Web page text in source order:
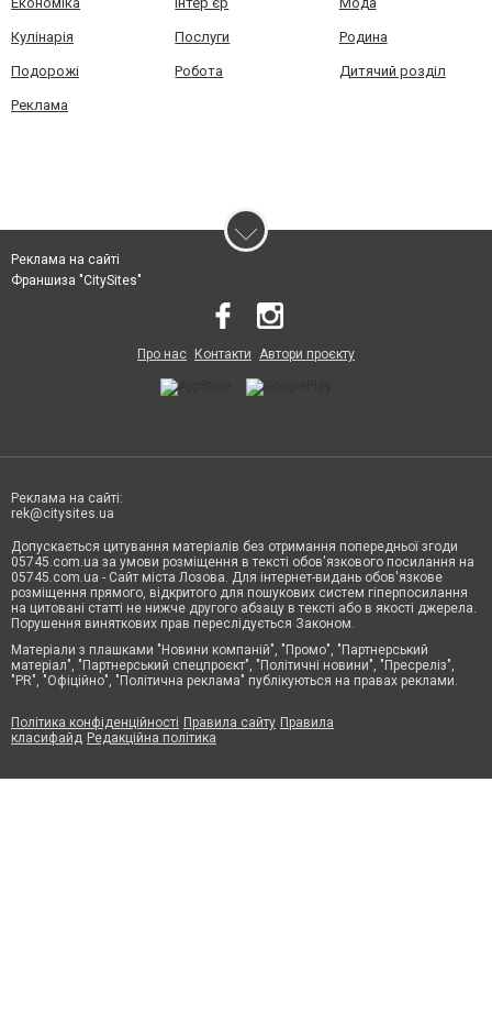
Кулінарія Послуги Родина
Подорожі Робота Дитячий розділ
Реклама
Реклама на сайті
Франшиза "CitySites"
Про нас Контакти Автори проєкту
Реклама на сайті:
rek@citysites.ua
Допускається цитування матеріалів без отримання попередньої згоди
05745.com.ua за умови розміщення в тексті обов'язкового посилання на
05745.com.ua - Сайт міста Лозова. Для інтернет-видань обов'язкове
розміщення прямого, відкритого для пошукових систем гіперпосилання
на цитовані статті не нижче другого абзацу в тексті або в якості джерела.
Порушення виняткових прав переслідується Законом.
Матеріали з плашками "Новини компаній", "Промо", "Партнерський
матеріал", "Партнерський спецпроєкт", "Політичні новини", "Пресреліз",
"PR", "Офіційно", "Політична реклама" публікуються на правах реклами.
Політика конфіденційності Правила сайту Правила
класифайд Редакційна політика